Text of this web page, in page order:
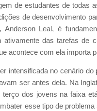
de estudantes de todas
de desenvolvimento
Anderson Leal, é
ativamente das tarefas de
acontece com ela importa
intensificada no cenário
ser antes dela. Na
terço dos jovens na faixa
esse tipo de